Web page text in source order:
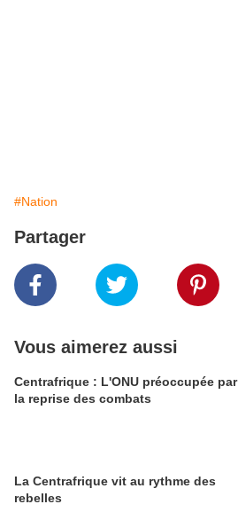
#Nation
Partager
Vous aimerez aussi
Centrafrique : L'ONU préoccupée par
la reprise des combats
La Centrafrique vit au rythme des
rebelles